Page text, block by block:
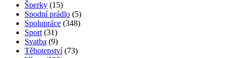
Šperky (15)
Spodní prádlo (5)
Spolupráce (348)
Sport (31)
Svatba (9)
Těhotenství(73)